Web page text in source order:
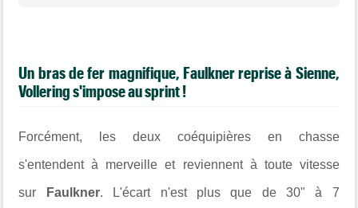
Un bras de fer magnifique, Faulkner reprise à Sienne,
Vollering s'impose au sprint !
Forcément, les deux coéquipières en chasse
s'entendent à merveille et reviennent à toute vitesse
sur Faulkner. L'écart n'est plus que de 30" à 7